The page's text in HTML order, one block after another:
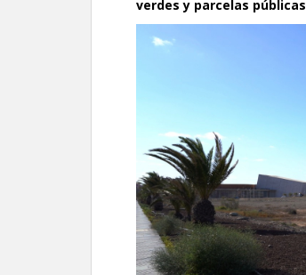
verdes y parcelas públicas